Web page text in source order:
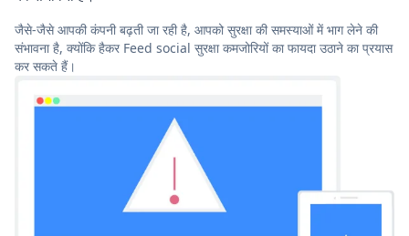
जैसे-जैसे आपकी कंपनी बढ़ती जा रही है, आपको सुरक्षा की समस्याओं में भाग लेने की
संभावना है, क्योंकि हैकर Feed social सुरक्षा कमजोरियों का फायदा उठाने का प्रयास
कर सकते हैं।